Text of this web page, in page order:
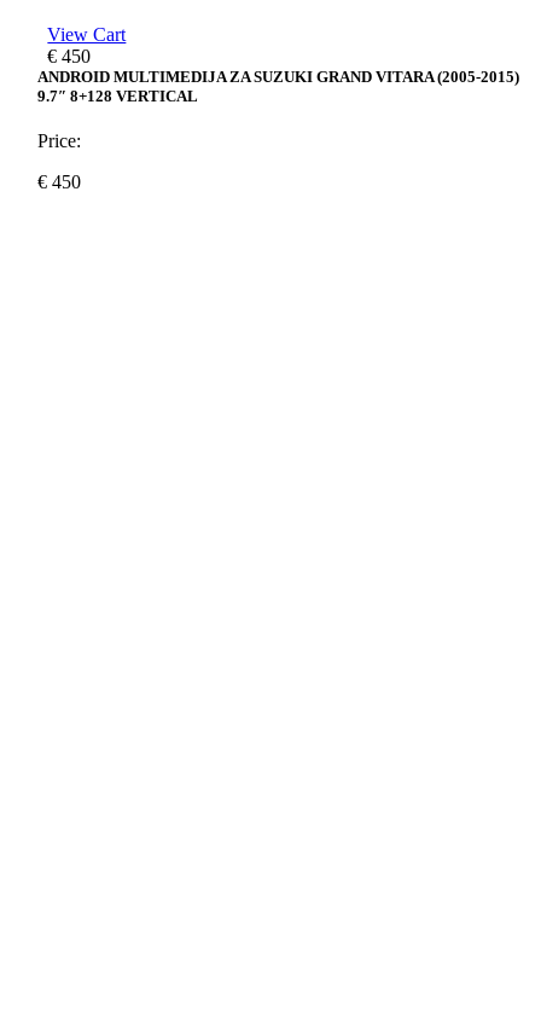
View Cart
€ 450
ANDROID MULTIMEDIJA ZA SUZUKI GRAND VITARA (2005-2015)
9.7″ 8+128 VERTICAL
Price:
€ 450